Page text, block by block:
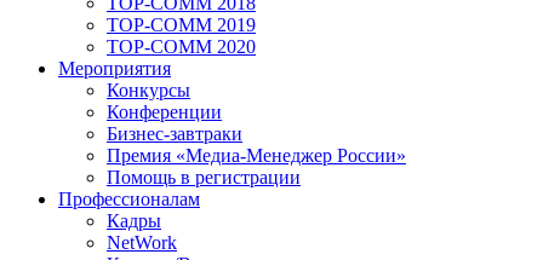
TOP-COMM 2019
TOP-COMM 2020
Мероприятия
Конкурсы
Конференции
Бизнес-завтраки
Премия «Медиа-Менеджер России»
Помощь в регистрации
Профессионалам
Кадры
NetWork